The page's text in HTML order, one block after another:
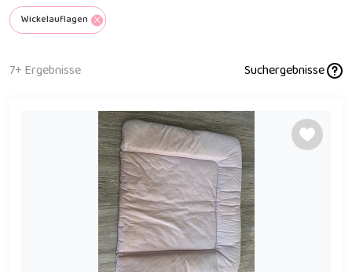
Wickelauflagen
7+ Ergebnisse Suchergebnisse